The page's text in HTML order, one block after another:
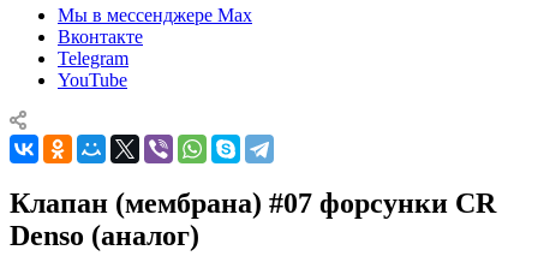
Мы в мессенджере Max
Вконтакте
Telegram
YouTube
Клапан (мембрана) #07 форсунки CR
Denso (аналог)